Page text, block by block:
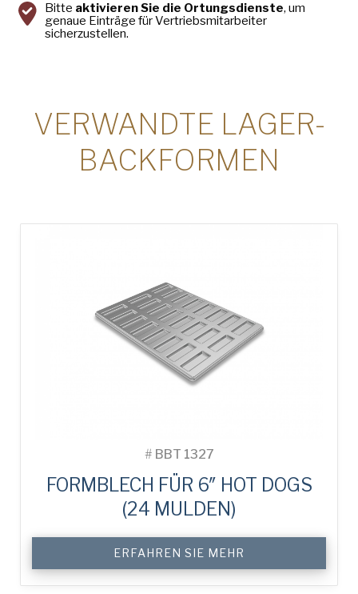
Bitte aktivieren Sie die Ortungsdienste, um
genaue Einträge für Vertriebsmitarbeiter
sicherzustellen.
VERWANDTE LAGER-
BACKFORMEN
# BBT 1327
FORMBLECH FÜR 6″ HOT DOGS
(24 MULDEN)
ERFAHREN SIE MEHR